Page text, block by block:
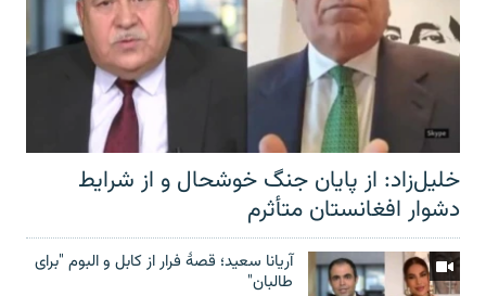
خلیل‌زاد: از پایان جنگ خوشحال و از شرایط
دشوار افغانستان متأثرم
آریانا سعید؛ قصۀ فرار از کابل و البوم "برای
طالبان"